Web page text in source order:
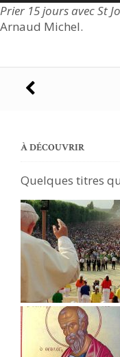
Prier 15 jours avec St
Arnaud Michel.
Navigation
articles
À DÉCOUVRIR
Quelques titres